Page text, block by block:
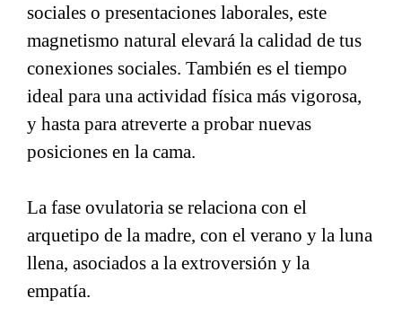
sociales o presentaciones laborales, este
magnetismo natural elevará la calidad de tus
conexiones sociales. También es el tiempo
ideal para una actividad física más vigorosa,
y hasta para atreverte a probar nuevas
posiciones en la cama.
La fase ovulatoria se relaciona con el
arquetipo de la madre, con el verano y la luna
llena, asociados a la extroversión y la
empatía.